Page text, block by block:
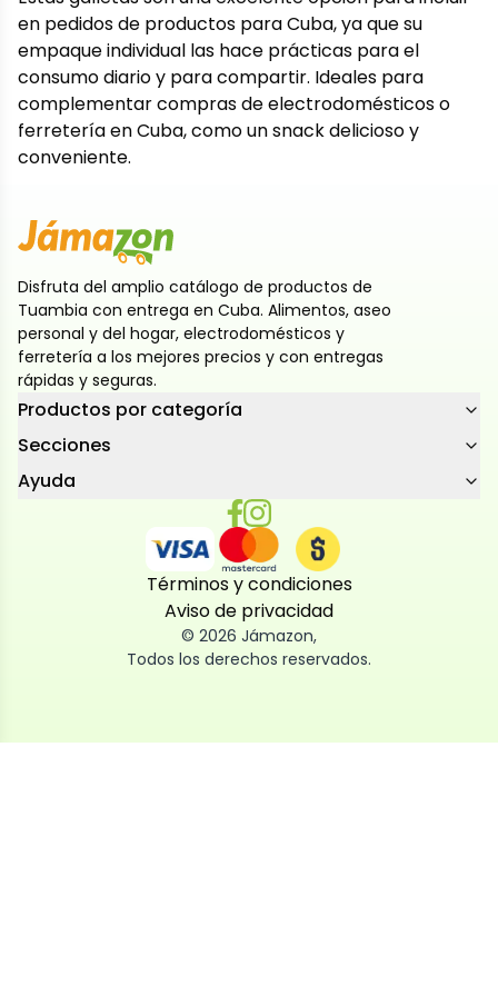
en pedidos de productos para Cuba, ya que su
empaque individual las hace prácticas para el
consumo diario y para compartir. Ideales para
complementar compras de electrodomésticos o
ferretería en Cuba, como un snack delicioso y
conveniente.
Disfruta del amplio catálogo de productos de
Tuambia con entrega en Cuba. Alimentos, aseo
personal y del hogar, electrodomésticos y
ferretería a los mejores precios y con entregas
rápidas y seguras.
Productos por categoría
Secciones
Ayuda
Términos y condiciones
Aviso de privacidad
© 2026 Jámazon,
Todos los derechos reservados.